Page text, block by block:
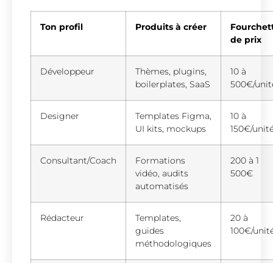
Ton profil Produits à créer
de prix
Développeur
Thèmes, plugins,
boilerplates, SaaS
10 à
500€/
Designer
Templates Figma,
UI kits, mockups
10 à
150€/
Consultant/Coach
Formations
vidéo, audits
automatisés
200 à 1
500€
Rédacteur
Templates,
guides
méthodologiques
20 à
100€/